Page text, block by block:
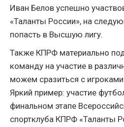
Иван Белов успешно
«Таланты России», на
попасть в Высшую лигу.
Также КПРФ материально
команду на участие в
можем сразиться с
Яркий пример: участие
финальном этапе
спортклуба КПРФ «Таланты